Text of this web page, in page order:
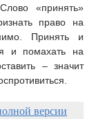
«принять»
право на
Принять и
и помахать на
– значит
версии